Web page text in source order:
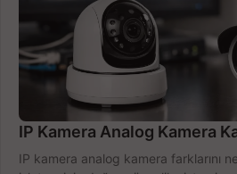
IP Kamera Analog Kamera
IP kamera analog kamera farklarını